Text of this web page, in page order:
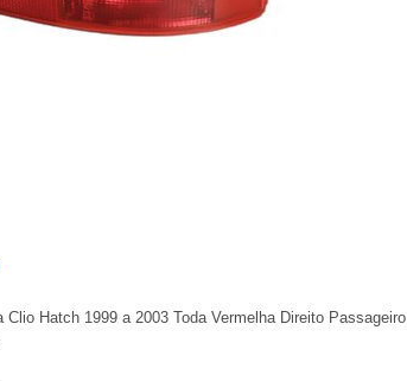
Clio Hatch 1999 a 2003 Toda Vermelha Direito Passageiro